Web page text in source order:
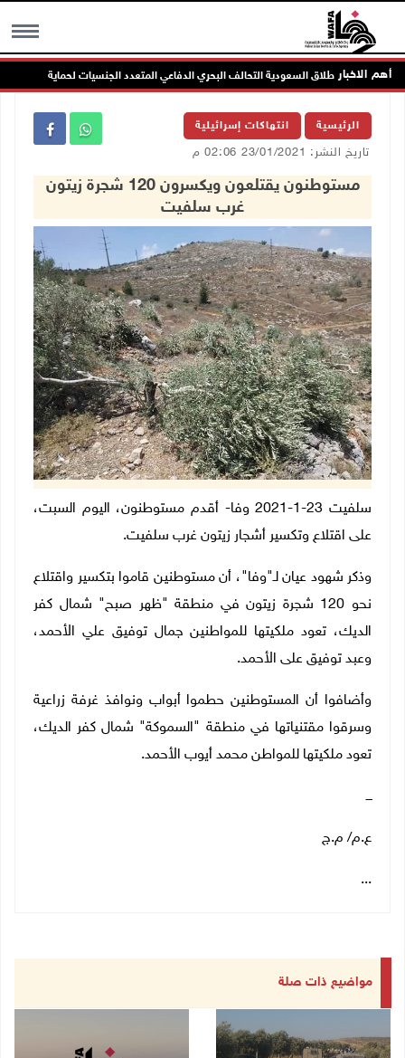
MENU أهم الاخبار
ترحب بإطلاق السعودية التحالف البحري الدفاعي المتعدد الجنسيات لحماية حرية الملاحة
الرئيسية انتهاكات إسرائيلية
تاريخ النشر: 23/01/2021 02:06 م
مستوطنون يقتلعون ويكسرون 120 شجرة زيتون
غرب سلفيت
سلفيت 23-1-2021 وفا- أقدم مستوطنون، اليوم السبت،
على اقتلاع وتكسير أشجار زيتون غرب سلفيت.
وذكر شهود عيان لـ"وفا"، أن مستوطنين قاموا بتكسير واقتلاع
نحو 120 شجرة زيتون في منطقة "ظهر صبح" شمال كفر
الديك، تعود ملكيتها للمواطنين جمال توفيق علي الأحمد،
وعبد توفيق على الأحمد.
وأضافوا أن المستوطنين حطموا أبواب ونوافذ غرفة زراعية
وسرقوا مقتنياتها في منطقة "السموكة" شمال كفر الديك،
تعود ملكيتها للمواطن محمد أيوب الأحمد.
ـــ
ع.م/ م.ج
...
مواضيع ذات صلة